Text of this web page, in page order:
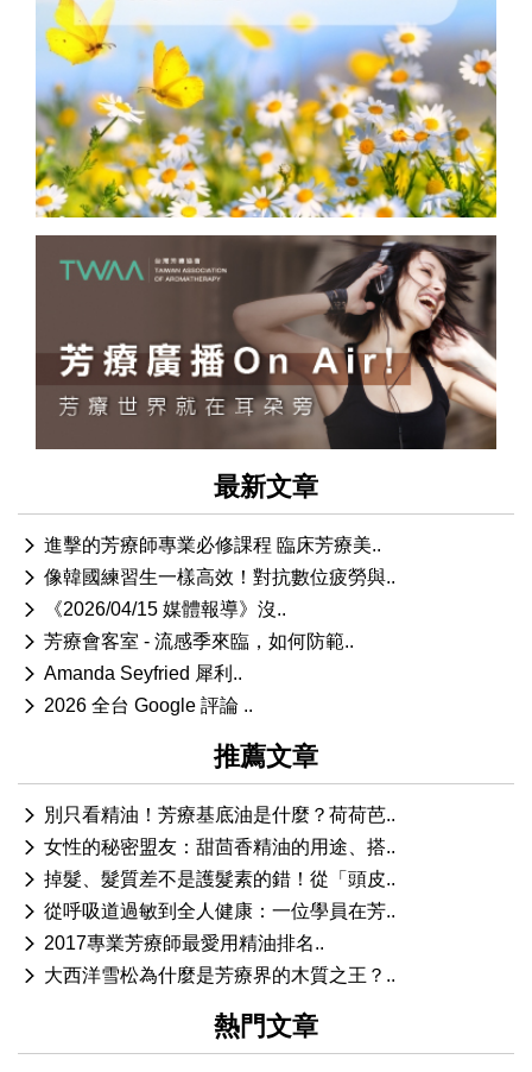
最新文章
進擊的芳療師專業必修課程 臨床芳療美..
像韓國練習生一樣高效！對抗數位疲勞與..
《2026/04/15 媒體報導》沒..
芳療會客室 - 流感季來臨，如何防範..
Amanda Seyfried 犀利..
2026 全台 Google 評論 ..
推薦文章
別只看精油！芳療基底油是什麼？荷荷芭..
女性的秘密盟友：甜茴香精油的用途、搭..
掉髮、髮質差不是護髮素的錯！從「頭皮..
從呼吸道過敏到全人健康：一位學員在芳..
2017專業芳療師最愛用精油排名..
大西洋雪松為什麼是芳療界的木質之王？..
熱門文章